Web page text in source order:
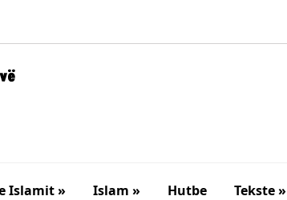
Islamit » Islam » Hutbe Tekste »